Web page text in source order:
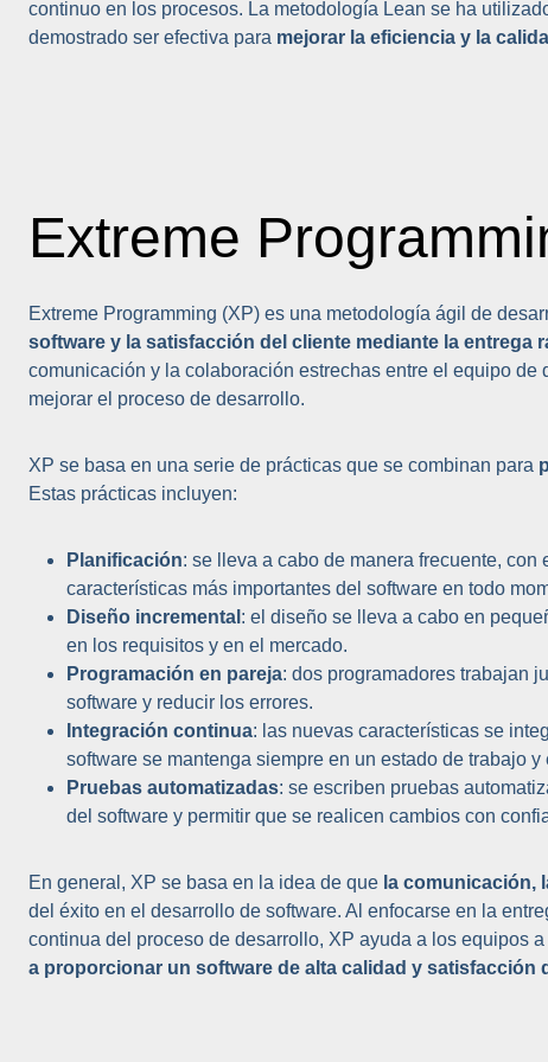
continuo en los procesos. La metodología Lean se ha
demostrado ser efectiva para mejorar la eficiencia y la
Extreme
Extreme Programming (XP) es una metodología ágil de
software y la satisfacción del cliente mediante la entrega
comunicación y la colaboración estrechas entre el equipo
mejorar el proceso de desarrollo.
XP se basa en una serie de prácticas que se combinan para
Estas prácticas incluyen:
Planificación: se lleva a cabo de manera frecuente,
características más importantes del software en todo
Diseño incremental : el diseño se lleva a cabo en
en los requisitos y en el mercado.
Programación en pareja: dos programadores trabajan
software y reducir los errores.
Integración continua: las nuevas características se
software se mantenga siempre en un estado de trabajo
Pruebas automatizadas: se escriben pruebas
del software y permitir que se realicen cambios con
En general, XP se basa en la idea de que la comunicación,
del éxito en el desarrollo de software. Al enfocarse en la
continua del proceso de desarrollo, XP ayuda a los equipos a
a proporcionar un software de alta calidad y satisfacción